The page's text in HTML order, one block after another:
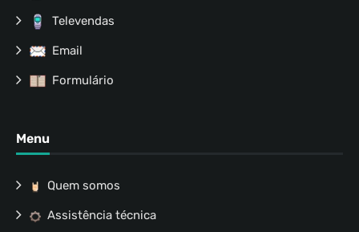
Televendas
Email
Formulário
Menu
Quem somos
Assistência técnica